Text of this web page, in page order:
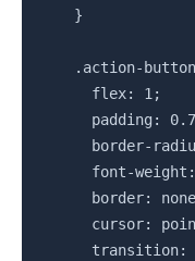
    }
.action-
      flex: 1;
padding:
border-
font-
border:
cursor:
transition: